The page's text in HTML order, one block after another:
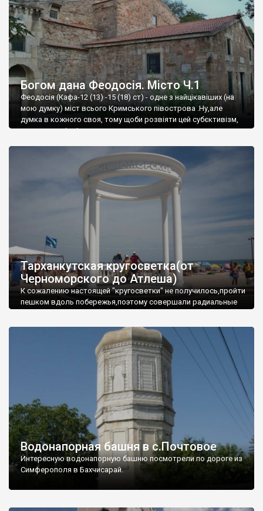
Богом дана Феодосія. Місто Ч.1
Феодосія (Кафа-12 (13) -15 (18) ст) - одне з найцікавіших (на
мою думку) міст всього Кримського півострова .Ну,але
думка в кожного своя, тому щоби розвіяти цей субєктивізм,
запрошую відвідати це
Тарханкутская кругосветка(от
Черноморского до Атлеша)
К сожалению настоящей "кругосветки" не получилось,пройти
пешком вдоль побережья,поэтому совершали радиальные
Водонапорная башня в с.Почтовое
Интересную водонапорную башню посмотрели по дороге из
Симферополя в Бахчисарай.